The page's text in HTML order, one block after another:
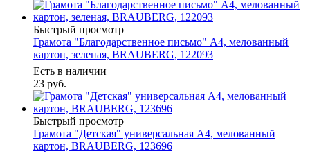
Быстрый просмотр
Грамота "Благодарственное письмо" А4, мелованный
картон, зеленая, BRAUBERG, 122093
Есть в наличии
23 руб.
Быстрый просмотр
Грамота "Детская" универсальная А4, мелованный
картон, BRAUBERG, 123696